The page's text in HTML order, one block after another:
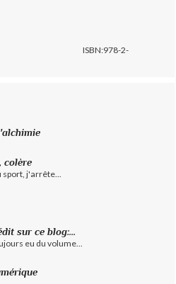
ISBN:978-2-
colère
j'arrête...
sur ce blog:...
eu du volume...